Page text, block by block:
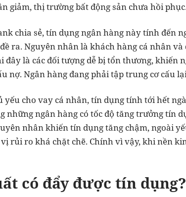
giảm, thị trường bất động sản chưa hồi
chia sẻ, tín dụng ngân hàng này tính đến
ra. Nguyên nhân là khách hàng cá nhân
là các đối tượng dễ bị tổn thương, khiến
nợ. Ngân hàng đang phải tập trung cơ cấu
yếu cho vay cá nhân, tín dụng tính tới hết
những ngân hàng có tốc độ tăng trưởng tín
nhân khiến tín dụng tăng chậm, ngoài
rủi ro khá chặt chẽ. Chính vì vậy, khi nền
có đẩy được tín dụng?